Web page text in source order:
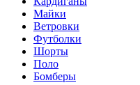
Майки
Ветровки
Футболки
Шорты
Поло
Бомберы